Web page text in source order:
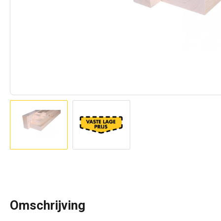
Omschrijving